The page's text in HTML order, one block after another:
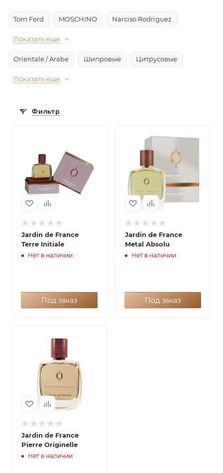
Tom Ford MOSCHINO Narciso Rodriguez
Показать еще
Orientale / Arabe Шипровые Цитрусовые
Показать еще
Фильтр
Jardin de France
Terre Initiale
Нет в наличии
Под заказ
Jardin de France
Metal Absolu
Нет в наличии
Под заказ
Jardin de France
Pierre Originelle
Нет в наличии